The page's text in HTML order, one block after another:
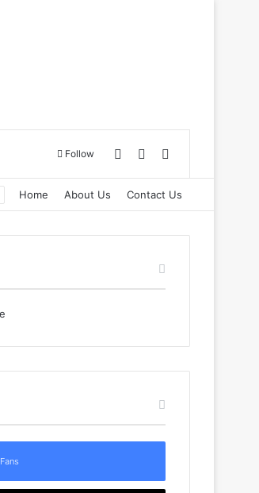
Follow Log InSidebar
Home About Us Contact Us
Fans